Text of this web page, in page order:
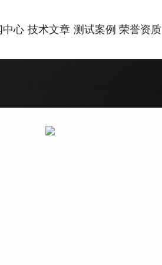
中心 技术文章 测试案例 荣誉资质